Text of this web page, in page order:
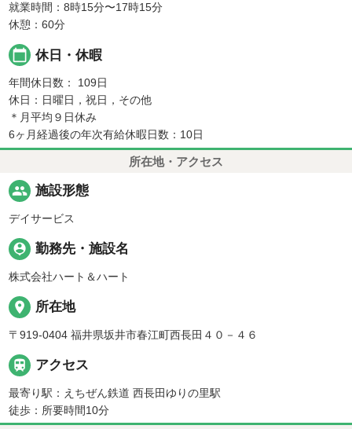
就業時間：8時15分〜17時15分
休憩：60分
calendar_today 休日・休暇
年間休日数： 109日
休日：日曜日，祝日，その他
＊月平均９日休み
6ヶ月経過後の年次有給休暇日数：10日
所在地・アクセス
people 施設形態
デイサービス
person_pin 勤務先・施設名
株式会社ハート＆ハート
place 所在地
〒919-0404 福井県坂井市春江町西長田４０－４６
 アクセス
最寄り駅：えちぜん鉄道 西長田ゆりの里駅
徒歩：所要時間10分